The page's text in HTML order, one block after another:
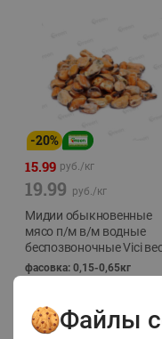
-20%
15.99 руб./кг
19.99 руб./кг
Мидии обыкновенные
мясо п/м в/м водные
беспозвоночные Vici
фасовка: 0,15-0,65кг
Файлы